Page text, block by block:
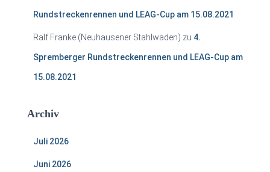
Rundstreckenrennen und LEAG-Cup am 15.08.2021
Ralf Franke (Neuhausener Stahlwaden) zu 4.
Spremberger Rundstreckenrennen und LEAG-Cup am
15.08.2021
Archiv
Juli 2026
Juni 2026